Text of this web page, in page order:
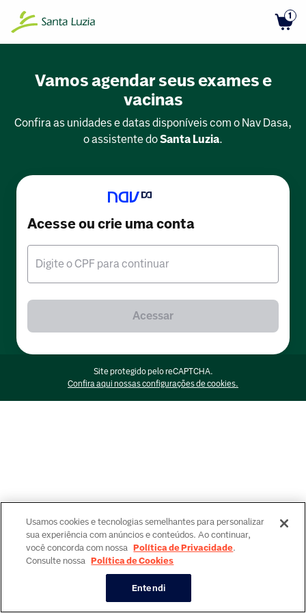
1
Vamos agendar seus exames e
vacinas
Confira as unidades e datas disponíveis com o Nav Dasa,
o assistente doSanta Luzia.
Acesse ou crie uma conta
Digite o CPF para continuar
Acessar
Site protegido pelo reCAPTCHA.
Confira aqui nossas configurações de cookies.
Usamos cookies e tecnologias semelhantes para personalizar
sua experiência com anúncios e conteúdos. Ao continuar,
você concorda com nossa Política de Privacidade.
Consulte nossa Política de Cookies
Entendi